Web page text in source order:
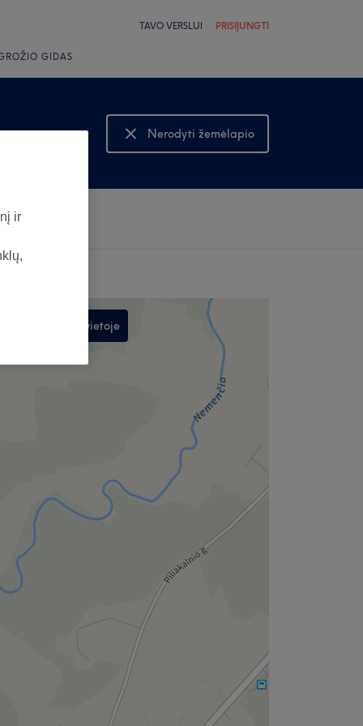
TAVO VERSLUI PRISIJUNGTI
GIDAS
Nerodyti žemėlapio
Rodyti žemėlapį
Ieškoti šioje vietoje
ir